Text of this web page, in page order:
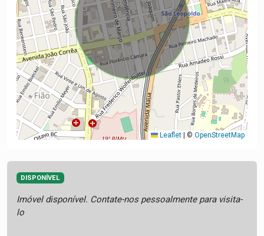
Leaflet | © OpenStreetMap
DISPONÍVEL
Imóvel disponível. Contate-nos pessoalmente para visita-
lo